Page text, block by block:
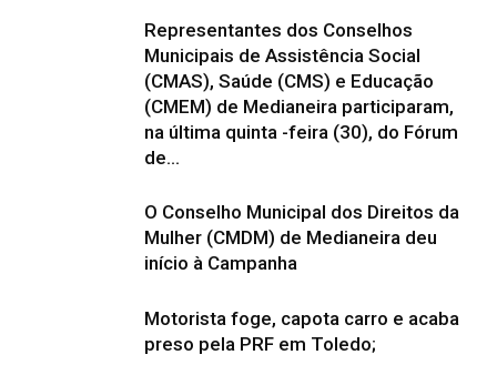
Representantes dos Conselhos
Municipais de Assistência Social
(CMAS), Saúde (CMS) e Educação
(CMEM) de Medianeira participaram,
na última quinta -feira (30), do Fórum
de...
O Conselho Municipal dos Direitos da
Mulher (CMDM) de Medianeira deu
início à Campanha
Motorista foge, capota carro e acaba
preso pela PRF em Toledo;